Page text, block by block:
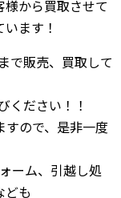
から買取させて
ます！
で販売、買取して
ください！！
ので、是非一度
ーム、引越し処
ども